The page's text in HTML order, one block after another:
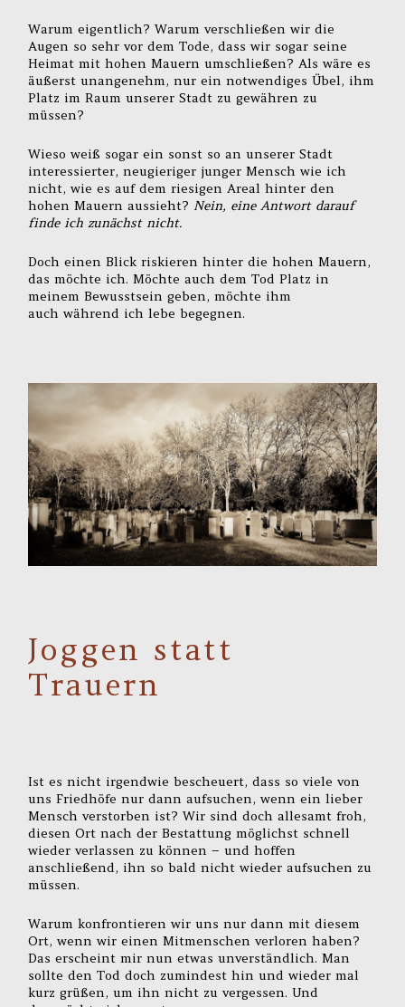
Warum eigentlich? Warum verschließen wir die
Augen so sehr vor dem Tode, dass wir sogar seine
Heimat mit hohen Mauern umschließen? Als wäre es
äußerst unangenehm, nur ein notwendiges Übel, ihm
Platz im Raum unserer Stadt zu gewähren zu
müssen?
Wieso weiß sogar ein sonst so an unserer Stadt
interessierter, neugieriger junger Mensch wie ich
nicht, wie es auf dem riesigen Areal hinter den
hohen Mauern aussieht?Nein, eine Antwort darauf
finde ich zunächst nicht.
Doch einen Blick riskieren hinter die hohen Mauern,
das möchte ich. Möchte auch dem Tod Platz in
meinem Bewusstsein geben, möchte ihm
auch während ich lebe begegnen.
Joggen statt
Trauern
Ist es nicht irgendwie bescheuert, dass so viele von
uns Friedhöfe nur dann aufsuchen, wenn ein lieber
Mensch verstorben ist? Wir sind doch allesamt froh,
diesen Ort nach der Bestattung möglichst schnell
wieder verlassen zu können – und hoffen
anschließend, ihn so bald nicht wieder aufsuchen zu
müssen.
Warum konfrontieren wir uns nur dann mit diesem
Ort, wenn wir einen Mitmenschen verloren haben?
Das erscheint mir nun etwas unverständlich. Man
sollte den Tod doch zumindest hin und wieder mal
kurz grüßen, um ihn nicht zu vergessen. Und